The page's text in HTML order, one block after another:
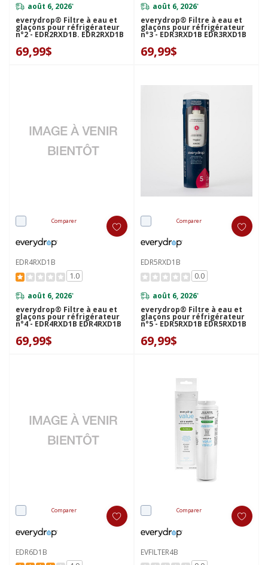
août 6, 2026*
everydrop® Filtre à eau et
glaçons pour réfrigérateur
n°2 - EDR2RXD1B. EDR2RXD1B
69,99$
août 6, 2026*
everydrop® Filtre à eau et
glaçons pour réfrigérateur
n°3 - EDR3RXD1B EDR3RXD1B
69,99$
Comparer
EDR4RXD1B
1.0
août 6, 2026*
everydrop® Filtre à eau et
glaçons pour réfrigérateur
n°4 - EDR4RXD1B EDR4RXD1B
69,99$
Comparer
EDR5RXD1B
0.0
août 6, 2026*
everydrop® Filtre à eau et
glaçons pour réfrigérateur
n°5 - EDR5RXD1B EDR5RXD1B
69,99$
Comparer
EDR6D1B
Comparer
EVFILTER4B